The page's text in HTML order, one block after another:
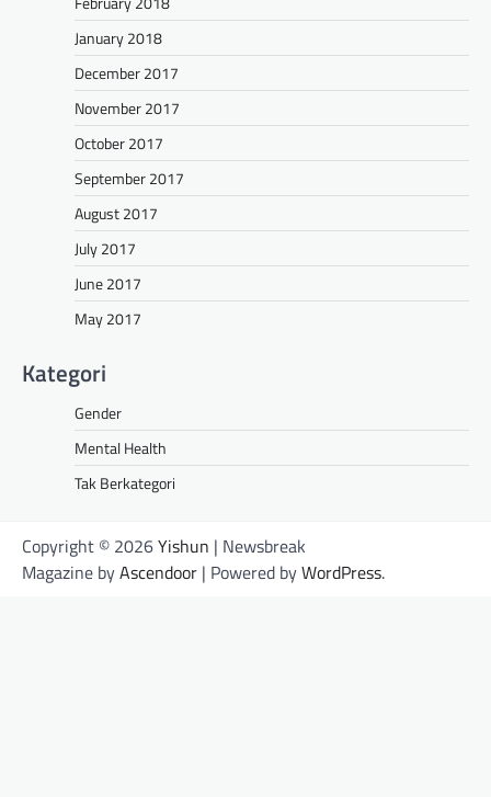
January 2018
December 2017
November 2017
October 2017
September 2017
August 2017
July 2017
June 2017
May 2017
Kategori
Gender
Mental Health
Tak Berkategori
Copyright © 2026Yishun | Newsbreak
Magazine byAscendoor | Powered byWordPress.